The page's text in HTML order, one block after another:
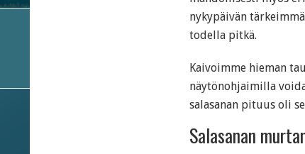
nykypäivän
todella pitkä.
Kaivoimme hieman
näytönohjaimilla
salasanan pituus oli
Salasanan